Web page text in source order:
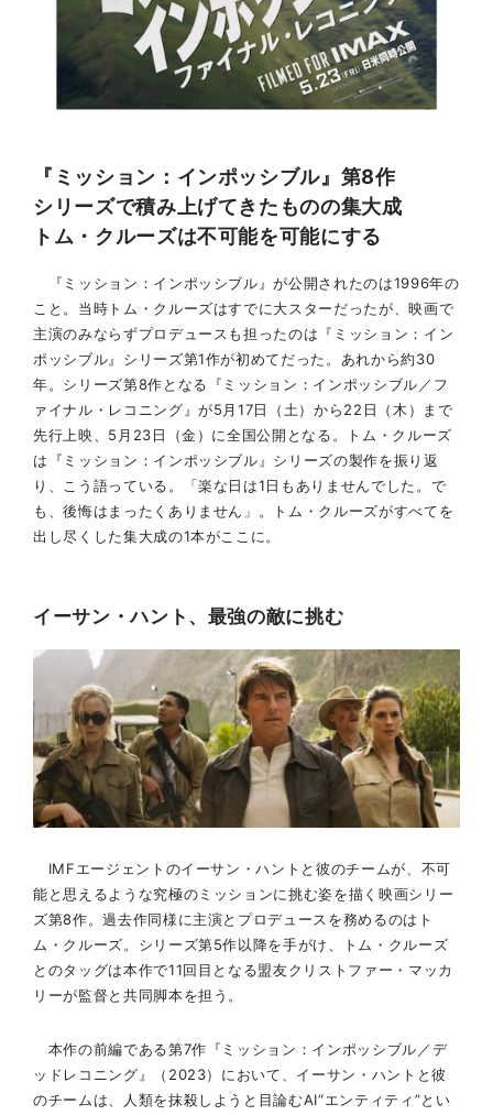
『ミッション：インポッシブル』第8作
シリーズで積み上げてきたものの集大成
トム・クルーズは不可能を可能にする
『ミッション：インポッシブル』が公開されたのは1996年の
こと。当時トム・クルーズはすでに大スターだったが、映画で
主演のみならずプロデュースも担ったのは『ミッション：イン
ポッシブル』シリーズ第1作が初めてだった。あれから約30
年。シリーズ第8作となる『ミッション：インポッシブル／フ
ァイナル・レコニング』が5月17日（土）から22日（木）まで
先行上映、5月23日（金）に全国公開となる。トム・クルーズ
は『ミッション：インポッシブル』シリーズの製作を振り返
り、こう語っている。「楽な日は1日もありませんでした。で
も、後悔はまったくありません」。トム・クルーズがすべてを
出し尽くした集大成の1本がここに。
イーサン・ハント、最強の敵に挑む
IMFエージェントのイーサン・ハントと彼のチームが、不可
能と思えるような究極のミッションに挑む姿を描く映画シリー
ズ第8作。過去作同様に主演とプロデュースを務めるのはト
ム・クルーズ。シリーズ第5作以降を手がけ、トム・クルーズ
とのタッグは本作で11回目となる盟友クリストファー・マッカ
リーが監督と共同脚本を担う。
本作の前編である第7作『ミッション：インポッシブル／デ
ッドレコニング』（2023）において、イーサン・ハントと彼
のチームは、人類を抹殺しようと目論むAI“エンティティ”とい